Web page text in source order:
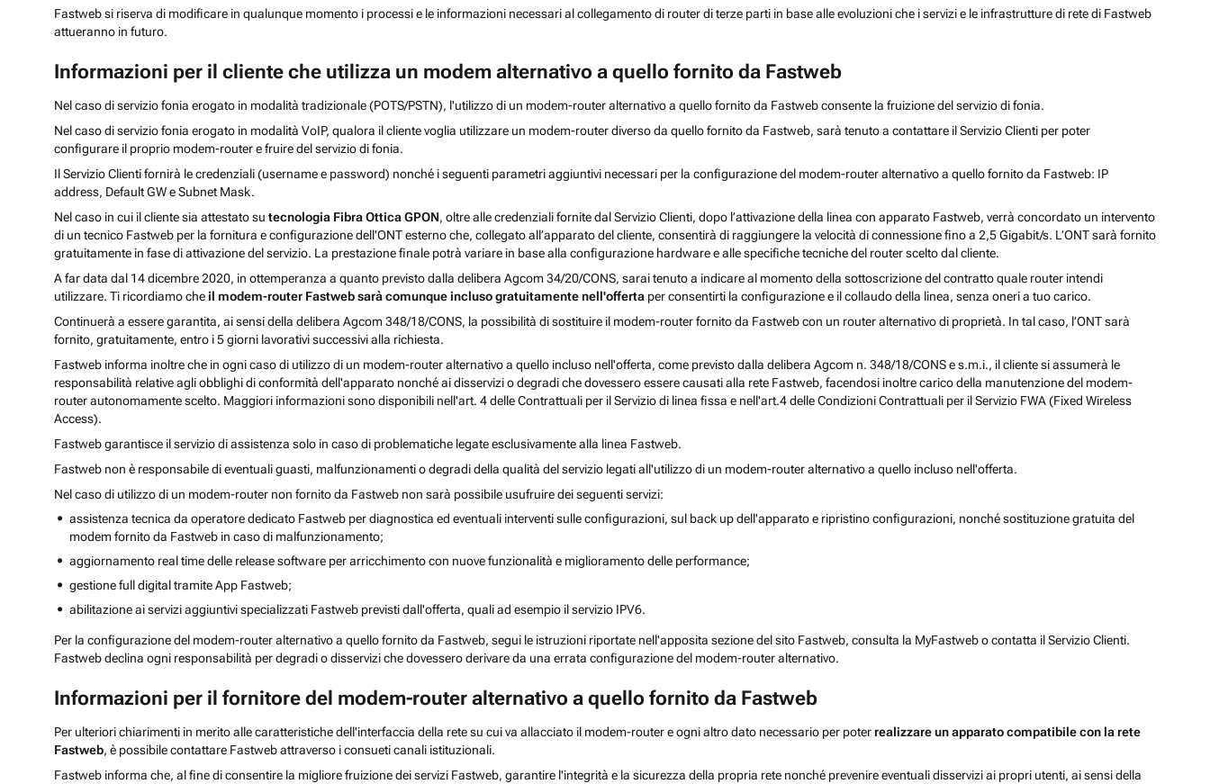
Fastweb si riserva di modificare in qualunque momento i processi e le informazioni necessari al collegamento di router di terze parti in base alle evoluzioni che i servizi e le infrastrutture di rete di Fastweb
attueranno in futuro.
Informazioni per il cliente che utilizza un modem alternativo a quello fornito da Fastweb
Nel caso di servizio fonia erogato in modalità tradizionale (POTS/PSTN), l'utilizzo di un modem-router alternativo a quello fornito da Fastweb consente la fruizione del servizio di fonia.
Nel caso di servizio fonia erogato in modalità VoIP, qualora il cliente voglia utilizzare un modem-router diverso da quello fornito da Fastweb, sarà tenuto a contattare il Servizio Clienti per poter
configurare il proprio modem-router e fruire del servizio di fonia.
Il Servizio Clienti fornirà le credenziali (username e password) nonché i seguenti parametri aggiuntivi necessari per la configurazione del modem-router alternativo a quello fornito da Fastweb: IP
address, Default GW e Subnet Mask.
Nel caso in cui il cliente sia attestato su tecnologia Fibra Ottica GPON, oltre alle credenziali fornite dal Servizio Clienti, dopo l’attivazione della linea con apparato Fastweb, verrà concordato un intervento
di un tecnico Fastweb per la fornitura e configurazione dell'ONT esterno che, collegato all’apparato del cliente, consentirà di raggiungere la velocità di connessione fino a 2,5 Gigabit/s. L’ONT sarà fornito
gratuitamente in fase di attivazione del servizio. La prestazione finale potrà variare in base alla configurazione hardware e alle specifiche tecniche del router scelto dal cliente.
A far data dal 14 dicembre 2020, in ottemperanza a quanto previsto dalla delibera Agcom 34/20/CONS, sarai tenuto a indicare al momento della sottoscrizione del contratto quale router intendi
utilizzare. Ti ricordiamo cheil modem-router Fastweb sarà comunque incluso gratuitamente nell'offerta per consentirti la configurazione e il collaudo della linea, senza oneri a tuo carico.
Continuerà a essere garantita, ai sensi della delibera Agcom 348/18/CONS, la possibilità di sostituire il modem-router fornito da Fastweb con un router alternativo di proprietà. In tal caso, l’ONT sarà
fornito, gratuitamente, entro i 5 giorni lavorativi successivi alla richiesta.
Fastweb informa inoltre che in ogni caso di utilizzo di un modem-router alternativo a quello incluso nell'offerta, come previsto dalla delibera Agcom n. 348/18/CONS e s.m.i., il cliente si assumerà le
responsabilità relative agli obblighi di conformità dell'apparato nonché ai disservizi o degradi che dovessero essere causati alla rete Fastweb, facendosi inoltre carico della manutenzione del modem-
router autonomamente scelto. Maggiori informazioni sono disponibili nell'art. 4 delle Contrattuali per il Servizio di linea fissa e nell'art.4 delle Condizioni Contrattuali per il Servizio FWA (Fixed Wireless
Access).
Fastweb garantisce il servizio di assistenza solo in caso di problematiche legate esclusivamente alla linea Fastweb.
Fastweb non è responsabile di eventuali guasti, malfunzionamenti o degradi della qualità del servizio legati all'utilizzo di un modem-router alternativo a quello incluso nell'offerta.
Nel caso di utilizzo di un modem-router non fornito da Fastweb non sarà possibile usufruire dei seguenti servizi:
assistenza tecnica da operatore dedicato Fastweb per diagnostica ed eventuali interventi sulle configurazioni, sul back up dell'apparato e ripristino configurazioni, nonché sostituzione gratuita del
modem fornito da Fastweb in caso di malfunzionamento;
aggiornamento real time delle release software per arricchimento con nuove funzionalità e miglioramento delle performance;
gestione full digital tramite App Fastweb;
abilitazione ai servizi aggiuntivi specializzati Fastweb previsti dall'offerta, quali ad esempio il servizio IPV6.
Per la configurazione del modem-router alternativo a quello fornito da Fastweb, segui le istruzioni riportate nell'apposita sezione del sito Fastweb, consulta la MyFastweb o contatta il Servizio Clienti.
Fastweb declina ogni responsabilità per degradi o disservizi che dovessero derivare da una errata configurazione del modem-router alternativo.
Informazioni per il fornitore del modem-router alternativo a quello fornito da Fastweb
Per ulteriori chiarimenti in merito alle caratteristiche dell'interfaccia della rete su cui va allacciato il modem-router e ogni altro dato necessario per poter realizzare un apparato compatibile con la rete
Fastweb, è possibile contattare Fastweb attraverso i consueti canali istituzionali.
Fastweb informa che, al fine di consentire la migliore fruizione dei servizi Fastweb, garantire l'integrità e la sicurezza della propria rete nonché prevenire eventuali disservizi ai propri utenti, ai sensi della